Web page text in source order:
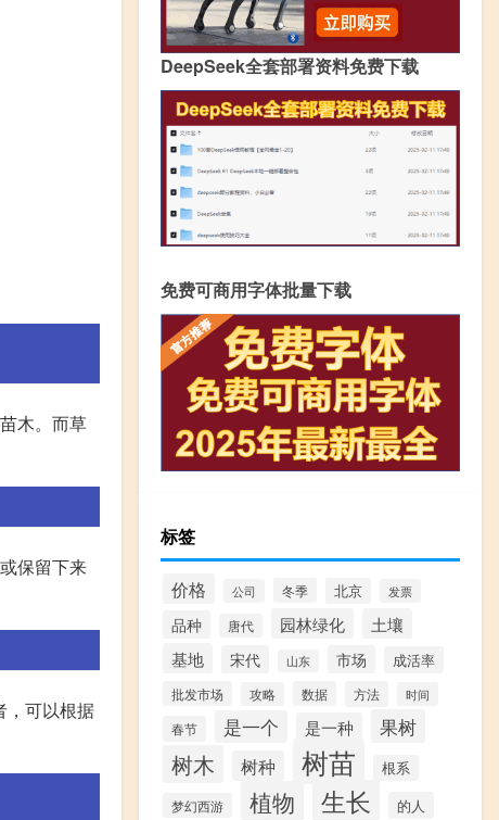
木。而草
保留下来
，可以根据
DeepSeek全套部署资料免费下载
免费可商用字体批量下载
标签
价格 公司 冬季 北京 发票
品种 唐代 园林绿化
土壤
基地
宋代 山东 市场 成活率
批发市场 攻略 数据 方法 时间
春节 是一个 是一种 果树
树木 树种 树苗 根系
梦幻西游 植物 生长 的人